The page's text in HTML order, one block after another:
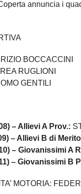
annuncia i
BOCCACCINI
RUGLIONI
GENTILI
– Allievi A Prov.:
– Allievi B di
– Giovanissimi A
– Giovanissimi B
MOTORIA: